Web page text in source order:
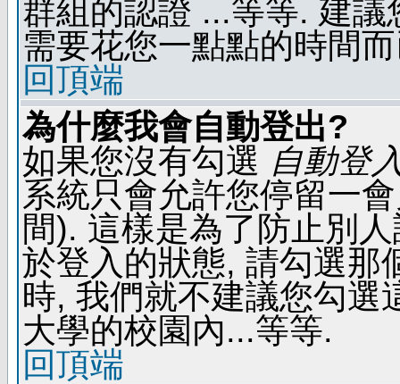
群組的認證 ...等等. 建
需要花您一點點的時間
回頂端
為什麼我會自動登出?
如果您沒有勾選 自動登
系統只會允許您停留一
間). 這樣是為了防止別
於登入的狀態, 請勾選那
時, 我們就不建議您勾選
大學的校園內...等等.
回頂端